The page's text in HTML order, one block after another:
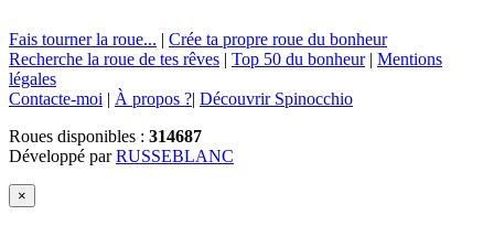
Fais tourner la roue... | Crée ta propre roue du bonheur
Recherche la roue de tes rêves | Top 50 du bonheur| Mentions
légales
Contacte-moi | À propos ?| Découvrir Spinocchio
Roues disponibles : 314687
Développé parRUSSEBLANC
×